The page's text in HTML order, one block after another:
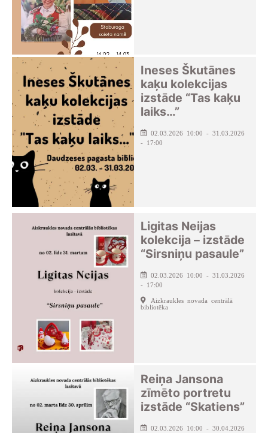
Ineses Škutānes
kaķu kolekcijas
izstāde “Tas kaķu
laiks…”
02.03.2026 10:00 - 31.03.2026
- 17:00
Ligitas Neijas
kolekcija – izstāde
“Sirsniņu pasaule”
02.03.2026 10:00 - 31.03.2026
- 17:00
Aizkraukles novada centrālā
bibliotēka
Reiņa Jansona
zīmēto portretu
izstāde “Skatiens”
02.03.2026 10:00 - 30.04.2026